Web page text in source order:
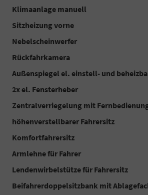
Klimaanlage manuell
Sitzheizung vorne
Nebelscheinwerfer
Rückfahrkamera
Außenspiegel el. einstell- und
2x el. Fensterheber
Zentralverriegelung mit
höhenverstellbarer Fahrersitz
Komfortfahrersitz
Armlehne für Fahrer
Lendenwirbelstütze für Fahrersitz
Beifahrerdoppelsitzbank mit